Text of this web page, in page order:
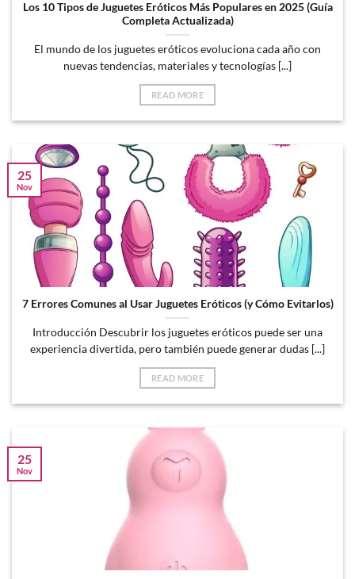
Los 10 Tipos de Juguetes Eróticos Más Populares en 2025 (Guía
Completa Actualizada)
El mundo de los juguetes eróticos evoluciona cada año con
nuevas tendencias, materiales y tecnologías [...]
READ MORE
7 Errores Comunes al Usar Juguetes Eróticos (y Cómo Evitarlos)
Introducción Descubrir los juguetes eróticos puede ser una
experiencia divertida, pero también puede generar dudas [...]
READ MORE
25
Nov
25
Nov